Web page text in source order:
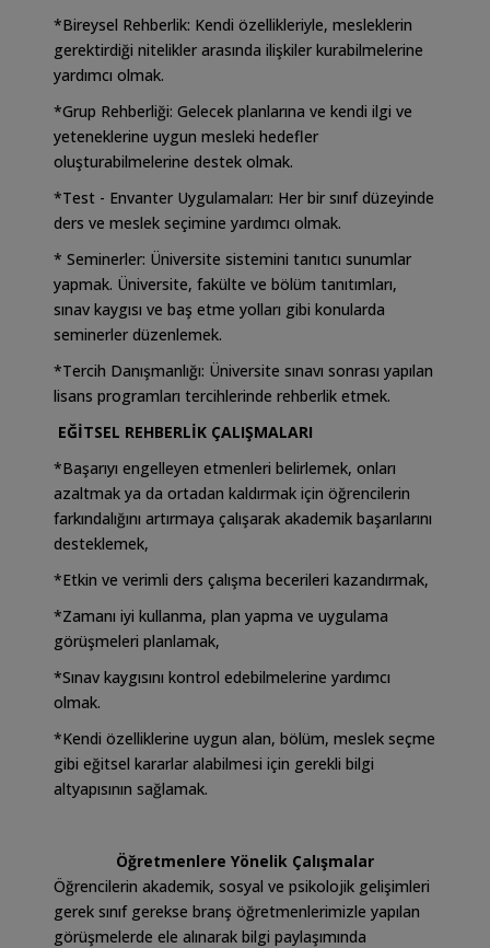
*Bireysel Rehberlik: Kendi özellikleriyle, mesleklerin
gerektirdiği nitelikler arasında ilişkiler kurabilmelerine
yardımcı olmak.
*Grup Rehberliği: Gelecek planlarına ve kendi ilgi ve
yeteneklerine uygun mesleki hedefler
oluşturabilmelerine destek olmak.
*Test - Envanter Uygulamaları: Her bir sınıf düzeyinde
ders ve meslek seçimine yardımcı olmak.
* Seminerler: Üniversite sistemini tanıtıcı sunumlar
yapmak. Üniversite, fakülte ve bölüm tanıtımları,
sınav kaygısı ve baş etme yolları gibi konularda
seminerler düzenlemek.
*Tercih Danışmanlığı: Üniversite sınavı sonrası yapılan
lisans programları tercihlerinde rehberlik etmek.
EĞİTSEL REHBERLİK ÇALIŞMALARI
*Başarıyı engelleyen etmenleri belirlemek, onları
azaltmak ya da ortadan kaldırmak için öğrencilerin
farkındalığını artırmaya çalışarak akademik başarılarını
desteklemek,
*Etkin ve verimli ders çalışma becerileri kazandırmak,
*Zamanı iyi kullanma, plan yapma ve uygulama
görüşmeleri planlamak,
*Sınav kaygısını kontrol edebilmelerine yardımcı
olmak.
*Kendi özelliklerine uygun alan, bölüm, meslek seçme
gibi eğitsel kararlar alabilmesi için gerekli bilgi
altyapısının sağlamak.
Öğretmenlere Yönelik Çalışmalar
Öğrencilerin akademik, sosyal ve psikolojik gelişimleri
gerek sınıf gerekse branş öğretmenlerimizle yapılan
görüşmelerde ele alınarak bilgi paylaşımında